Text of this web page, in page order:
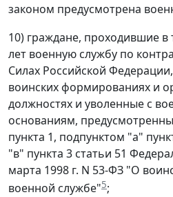
законом предусмотрена
10) граждане, проходившие в
лет военную службу по
Силах Российской
воинских формированиях и
должностях и уволенные с
основаниям,
пункта 1, подпунктом "а"
"в" пункта 3 статьи 51
марта 1998 г. N 53-ФЗ "О
военной службе"5;